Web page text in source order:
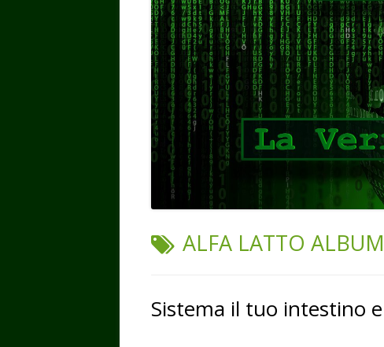
TAG:
ALFA LATTO
Sistema il tuo intestino